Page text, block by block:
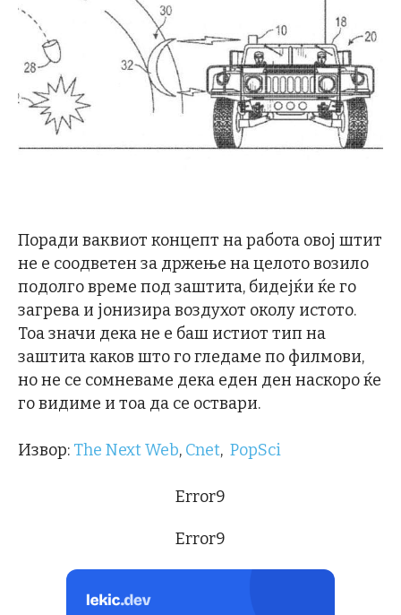
Поради ваквиот концепт на работа овој штит
не е соодветен за држење на целото возило
подолго време под заштита, бидејќи ќе го
загрева и јонизира воздухот околу истото.
Тоа значи дека не е баш истиот тип на
заштита каков што го гледаме по филмови,
но не се сомневаме дека еден ден наскоро ќе
го видиме и тоа да се оствари.
Извор: The Next Web, Cnet, PopSci
Error9
Error9